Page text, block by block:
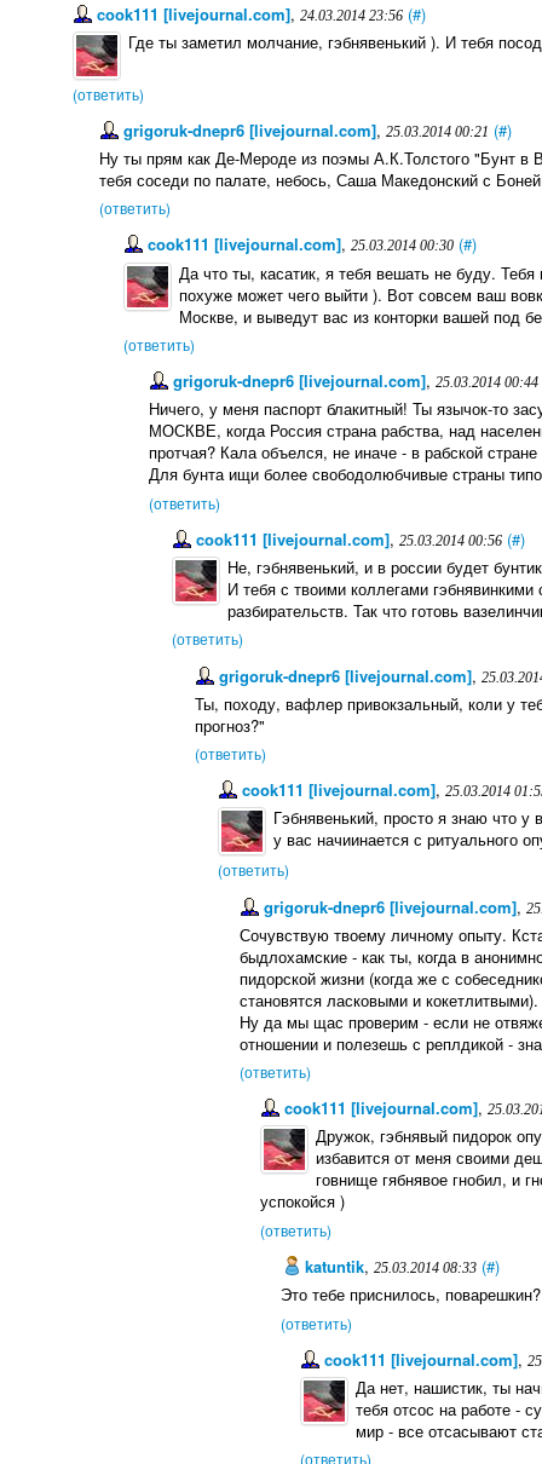
cook111 [livejournal.com],24.03.2014 23:56 (#)
Где ты заметил молчание, гэбнявенький ). И тебя
(ответить)
grigoruk-dnepr6 [livejournal.com], 25.03.2014 00:21 (#)
Ну ты прям как Де-Мероде из поэмы А.К.Толстого "Бунт в
тебя соседи по палате, небось, Саша Македонский с
(ответить)
cook111 [livejournal.com],25.03.2014 00:30 (#)
Да что ты, касатик, я тебя вешать не буду.
похуже может чего выйти ). Вот совсем ваш
Москве, и выведут вас из конторки вашей под
(ответить)
grigoruk-dnepr6 [livejournal.com], 25.03.2014 00:44
Ничего, у меня паспорт блакитный! Ты язычок-то
МОСКВЕ, когда Россия страна рабства, над
протчая? Кала объелся, не иначе - в рабской
Для бунта ищи более свободолюбчивые страны
(ответить)
cook111 [livejournal.com],25.03.2014 00:56 (#)
Не, гэбнявенький, и в россии будет
И тебя с твоими коллегами гэбнявинкими
разбирательств. Так что готовь
(ответить)
grigoruk-dnepr6 [livejournal.com],
Ты, походу, вафлер привокзальный, коли у
прогноз?"
(ответить)
cook111 [livejournal.com], 25.03.2014
Гэбнявенький, просто я знаю что
у вас начиинается с ритуального
(ответить)
grigoruk-dnepr6 [livejournal.com],
Сочувствую твоему личному опыту.
быдлохамские - как ты, когда в
пидорской жизни (когда же с
становятся ласковыми и кокетлитвыми).
Ну да мы щас проверим - если не
отношении и полезешь с реплдикой -
(ответить)
cook111 [livejournal.com],
Дружок, гэбнявый пидорок
избавится от меня своими
говнище гябнявое гнобил, и
успокойся )
(ответить)
katuntik, 25.03.2014 08:33 (#)
Это тебе приснилось, поварешкин?
(ответить)
cook111 [livejournal.com],
Да нет, нашистик, ты
тебя отсос на работе -
мир - все отсасывают
(ответить)